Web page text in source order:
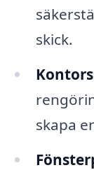
skick.
skapa